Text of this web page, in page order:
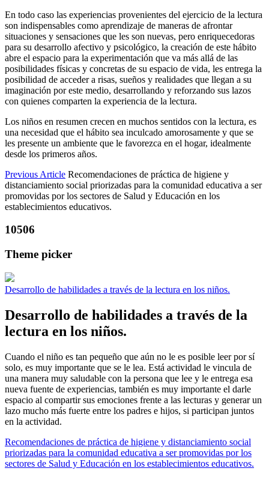
En todo caso las experiencias provenientes del ejercicio de la lectura
son indispensables como aprendizaje de maneras de afrontar
situaciones y sensaciones que les son nuevas, pero enriquecedoras
para su desarrollo afectivo y psicológico, la creación de este hábito
abre el espacio para la experimentación que va más allá de las
posibilidades físicas y concretas de su espacio de vida, les entrega la
posibilidad de acceder a risas, sueños y realidades que llegan a su
imaginación por este medio, desarrollando y reforzando sus lazos
con quienes comparten la experiencia de la lectura.
Los niños en resumen crecen en muchos sentidos con la lectura, es
una necesidad que el hábito sea inculcado amorosamente y que se
les presente un ambiente que le favorezca en el hogar, idealmente
desde los primeros años.
Previous Article Recomendaciones de práctica de higiene y
distanciamiento social priorizadas para la comunidad educativa a ser
promovidas por los sectores de Salud y Educación en los
establecimientos educativos.
10506
Theme picker
Desarrollo de habilidades a través de la lectura en los niños.
Desarrollo de habilidades a través de la
lectura en los niños.
Cuando el niño es tan pequeño que aún no le es posible leer por sí
solo, es muy importante que se le lea. Está actividad le vincula de
una manera muy saludable con la persona que lee y le entrega esa
nueva fuente de experiencias, también es muy importante el darle
espacio al compartir sus emociones frente a las lecturas y generar un
lazo mucho más fuerte entre los padres e hijos, si participan juntos
en la actividad.
Recomendaciones de práctica de higiene y distanciamiento social
priorizadas para la comunidad educativa a ser promovidas por los
sectores de Salud y Educación en los establecimientos educativos.